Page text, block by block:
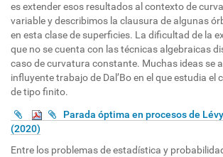
es extender esos resultados al contexto de
variable y describimos la clausura de algunas
en esta clase de superficies. La dificultad de la
que no se cuenta con las técnicas algebraicas
caso de curvatura constante. Muchas ideas se
influyente trabajo de Dal’Bo en el que estudia el
de tipo finito.
Parada óptima en procesos de
(2020)
Entre los problemas de estadística y